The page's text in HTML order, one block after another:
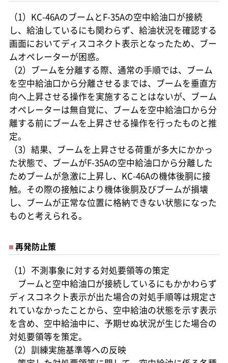
（1）KC-46AのブームとF-35Aの空中給油口が接続
し、給油しているにも関わらず、給油状況を確認する
画面においてディスコネクト表示となったため、ブー
ムオペレーターが困惑。
（2）ブームを分離する際、通常の手順では、ブーム
を空中給油口から分離させるまでは、ブームを垂直方
向へ上昇させる操作を実施することはないが、ブーム
オペレーターは無自覚に、ブームを空中給油口から分
離する前にブームを上昇させる操作を行ったものと推
定。
（3）結果、ブームを上昇させる荷重が多大にかかっ
た状態で、ブームがF-35Aの空中給油口から分離した
ためブームが急激に上昇し、KC-46Aの機体後胴に接
触。その際の接触により機体後胴及びブームが損壊
し、ブームが正常な位置に格納できない状態になった
ものと考えられる。
再発防止策
（1）不測事象に対する対処要領等の策定
ブームと空中給油口が接続しているにもかかわらず
ディスコネクト表示が出た場合の対処手順等は規定さ
れていなかったことから、空中給油の状態を示す表示
を含め、空中給油中に、予期せぬ状況が生じた場合の
対処要領等を策定。
（2）訓練実施基準等への反映